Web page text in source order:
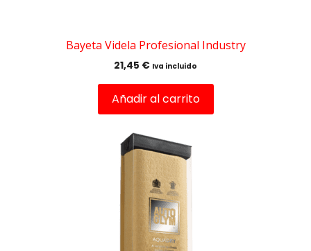
Bayeta Videla Profesional Industry
21,45 € Iva incluido
Añadir al carrito